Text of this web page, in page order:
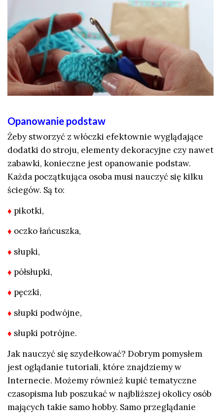
Opanowanie podstaw
Żeby stworzyć z włóczki efektownie wyglądające
dodatki do stroju, elementy dekoracyjne czy nawet
zabawki, konieczne jest opanowanie podstaw.
Każda początkująca osoba musi nauczyć się kilku
ściegów. Są to:
♦ pikotki,
♦ oczko łańcuszka,
♦ słupki,
♦ półsłupki,
♦ pęczki,
♦ słupki podwójne,
♦ słupki potrójne.
Jak nauczyć się szydełkować? Dobrym pomysłem
jest oglądanie tutoriali, które znajdziemy w
Internecie. Możemy również kupić tematyczne
czasopisma lub poszukać w najbliższej okolicy osób
mających takie samo hobby. Samo przeglądanie